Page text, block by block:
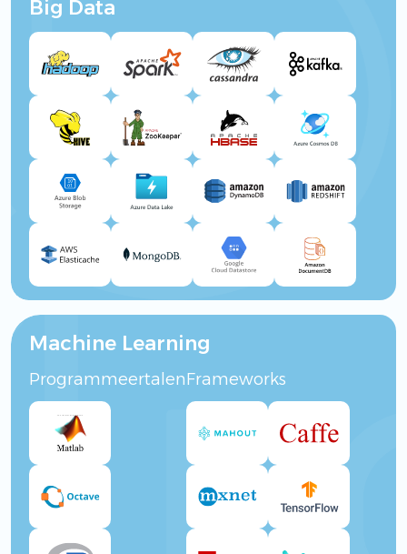
Big Data
Machine Learning
ProgrammeertalenFrameworks